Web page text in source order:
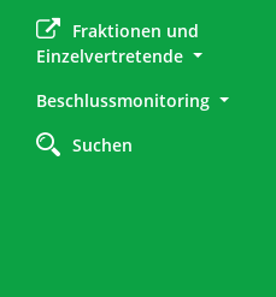
Fraktionen und
Einzelvertretende
Beschlussmonitoring
Suchen